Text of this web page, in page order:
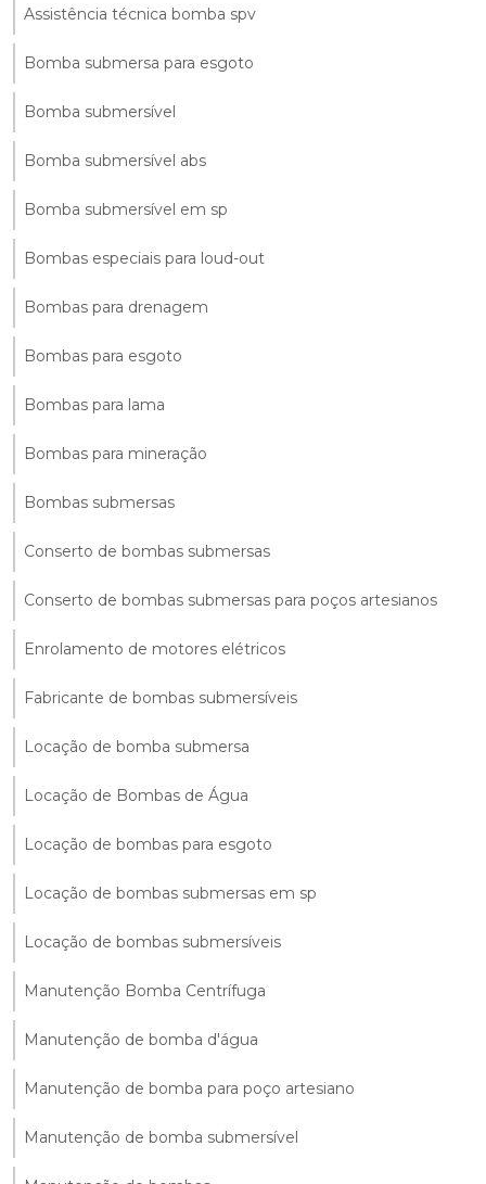
Assistência técnica bomba spv
Bomba submersa para esgoto
Bomba submersível
Bomba submersível abs
Bomba submersível em sp
Bombas especiais para loud-out
Bombas para drenagem
Bombas para esgoto
Bombas para lama
Bombas para mineração
Bombas submersas
Conserto de bombas submersas
Conserto de bombas submersas para poços artesianos
Enrolamento de motores elétricos
Fabricante de bombas submersíveis
Locação de bomba submersa
Locação de Bombas de Água
Locação de bombas para esgoto
Locação de bombas submersas em sp
Locação de bombas submersíveis
Manutenção Bomba Centrífuga
Manutenção de bomba d'água
Manutenção de bomba para poço artesiano
Manutenção de bomba submersível